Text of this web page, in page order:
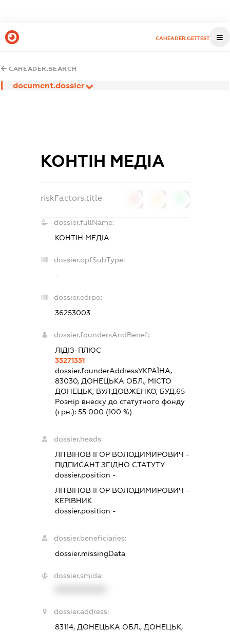
CAHEADER.GETTEST
CAHEADER.SEARCH
document.dossier
КОНТІН МЕДІА
riskFactors.title
dossier.fullName:
КОНТІН МЕДІА
dossier.opfSubType:
-
dossier.edrpo:
36253003
dossier.foundersAndBenef:
ЛІДІЗ-ПЛЮС
35271351
dossier.founderAddressУКРАЇНА,
83030, ДОНЕЦЬКА ОБЛ., МІСТО
ДОНЕЦЬК, ВУЛ.ДОВЖЕНКО, БУД.65
Розмір внеску до статутного фонду
(грн.): 55 000 (100 %)
dossier.heads:
ЛІТВІНОВ ІГОР ВОЛОДИМИРОВИЧ -
ПІДПИСАНТЗГІДНО СТАТУТУ
dossier.position -
ЛІТВІНОВ ІГОР ВОЛОДИМИРОВИЧ -
КЕРІВНИК
dossier.position -
dossier.beneficiaries:
dossier.missingData
dossier.smida:
dossier.address:
83114, ДОНЕЦЬКА ОБЛ., ДОНЕЦЬК,